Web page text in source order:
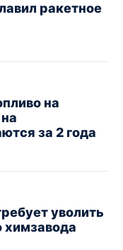
ракетное
на
за 2 года
уволить
химзавода